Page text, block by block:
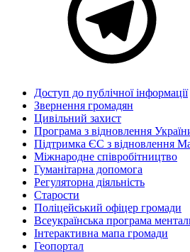
Доступ до публічної інформації
Звернення громадян
Цивільний захист
Програма з відновлення
Підтримка ЄС з відновлення
Міжнародне співробітництво
Гуманітарна допомога
Регуляторна діяльність
Старости
Поліцейський офіцер громади
Всеукраїнська програма
Інтерактивна мапа громади
Геопортал